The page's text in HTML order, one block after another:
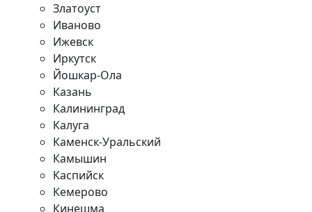
Златоуст
Иваново
Ижевск
Иркутск
Йошкар-Ола
Казань
Калининград
Калуга
Каменск-Уральский
Камышин
Каспийск
Кемерово
Кинешма